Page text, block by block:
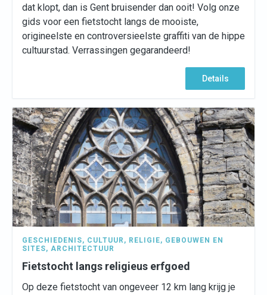
dat klopt, dan is Gent bruisender dan ooit! Volg onze
gids voor een fietstocht langs de mooiste,
origineelste en controversieelste graffiti van de hippe
cultuurstad. Verrassingen gegarandeerd!
Details
GESCHIEDENIS, CULTUUR , RELIGIE, GEBOUWEN EN
SITES, ARCHITECTUUR
Fietstocht langs religieus erfgoed
Op deze fietstocht van ongeveer 12 km lang krijg je